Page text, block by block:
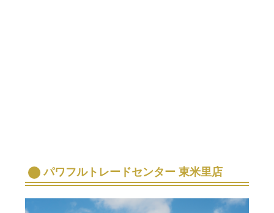
パワフルトレードセンター 東米里店